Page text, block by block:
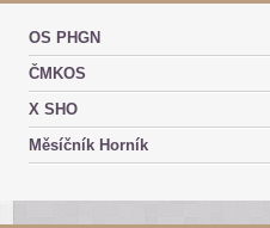
OS PHGN
ČMKOS
X SHO
Měsíčník Horník